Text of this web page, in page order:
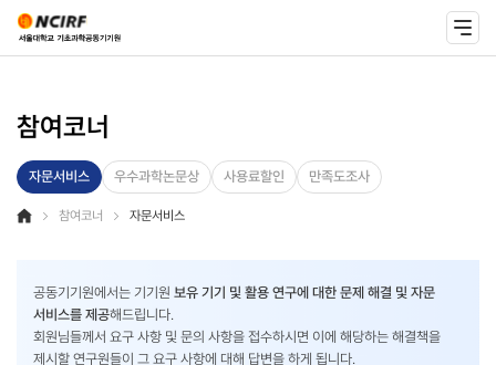
참여코너
자문서비스 우수과학논문상 사용료할인 만족도조사
참여코너 자문서비스
공동기기원에서는 기기원 보유 기기 및 활용 연구에 대한 문제 해결 및 자문
서비스를 제공해드립니다.
회원님들께서 요구 사항 및 문의 사항을 접수하시면 이에 해당하는 해결책을
제시할 연구원들이 그 요구 사항에 대해 답변을 하게 됩니다.